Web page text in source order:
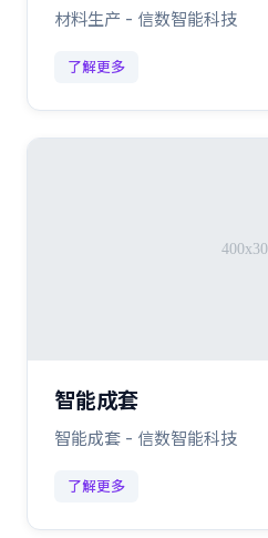
材料生产 - 信数智能科技
了解更多
智能成套
智能成套 - 信数智能科技
了解更多